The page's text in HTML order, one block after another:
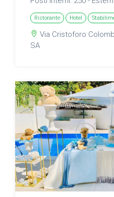
Ristorante Hotel
Via Cristoforo
SA